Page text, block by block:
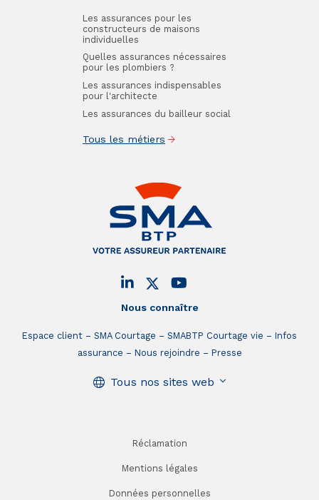
Nous connaître
Espace client SMA Courtage SMABTP Courtage vie
Infos
assurance
Nous rejoindre Presse
Tous nos sites web
Les assurances pour les
constructeurs de maisons
individuelles
Quelles assurances nécessaires
pour les plombiers ?
Les assurances indispensables
pour l'architecte
Les assurances du bailleur social
Tous les métiers
Réclamation
Mentions légales
Données personnelles